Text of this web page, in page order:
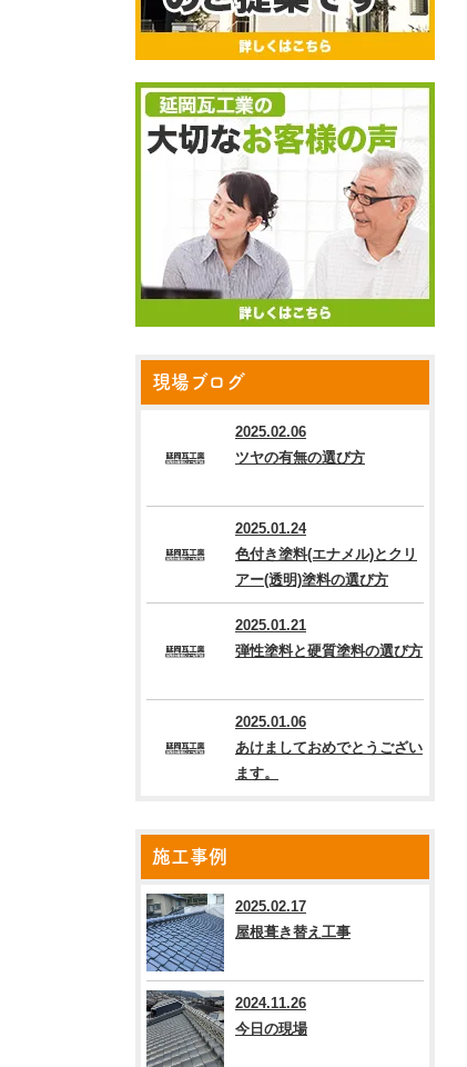
現場ブログ
2025.02.06
ツヤの有無の選び方
2025.01.24
色付き塗料(エナメル)とクリ
アー(透明)塗料の選び方
2025.01.21
弾性塗料と硬質塗料の選び方
2025.01.06
あけましておめでとうござい
ます。
施工事例
2025.02.17
屋根葺き替え工事
2024.11.26
今日の現場